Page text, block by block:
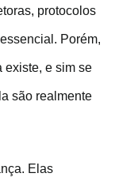
protocolos
Porém,
existe, e sim se
são realmente
Elas